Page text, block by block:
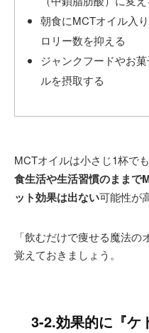
朝食にMCTオイル入
ロリー数を抑える
ジャンクフードやお
ルを摂取する
MCTオイルは小さじ1杯で
食生活や生活習慣のままで
ット効果は出ない可能性が
「飲むだけで痩せる魔法の
覚えておきましょう。
3-2.効果的に『ケ